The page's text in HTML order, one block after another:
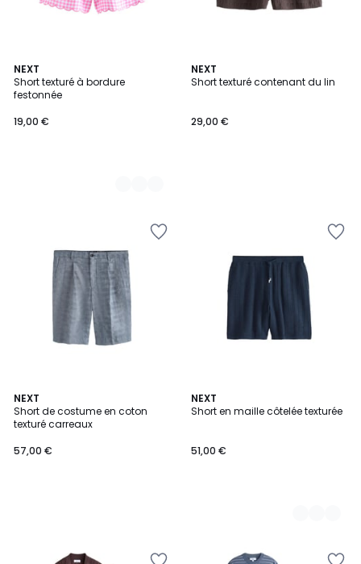
NEXT
Short texturé à bordure
festonnée
19,00 €
2
Couleurs
NEXT
Short texturé contenant du lin
29,00 €
NEXT
Short de costume en coton
texturé carreaux
57,00 €
NEXT
Short en maille côtelée texturée
51,00 €
3
Couleurs